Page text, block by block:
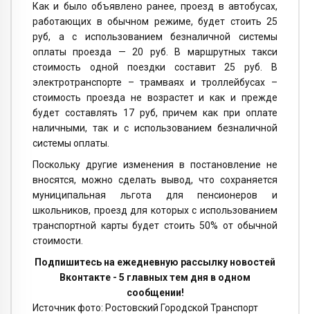
Как и было объявлено ранее, проезд в автобусах,
работающих в обычном режиме, будет стоить 25
руб, а с использованием безналичной системы
оплаты проезда — 20 руб. В маршрутных такси
стоимость одной поездки составит 25 руб. В
электротранспорте – трамваях и троллейбусах –
стоимость проезда не возрастет и как и прежде
будет составлять 17 руб, причем как при оплате
наличными, так и с использованием безналичной
системы оплаты.
Поскольку другие изменения в постановление не
вносятся, можно сделать вывод, что сохраняется
муниципальная льгота для пенсионеров и
школьников, проезд для которых с использованием
транспортной карты будет стоить 50% от обычной
стоимости.
Подпишитесь на ежедневную рассылку новостей
Вконтакте - 5 главных тем дня в одном
сообщении!
Источник фото: Ростовский Городской Транспорт